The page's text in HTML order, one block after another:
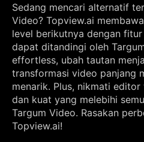
Sedang mencari alternatif
Video? Topview.ai
level berikutnya dengan
dapat ditandingi oleh
effortless, ubah tautan
transformasi video panjang
menarik. Plus, nikmati
dan kuat yang melebihi
Targum Video. Rasakan
Topview.ai!